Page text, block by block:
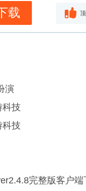
载
演
科技
科技
完整版客户端